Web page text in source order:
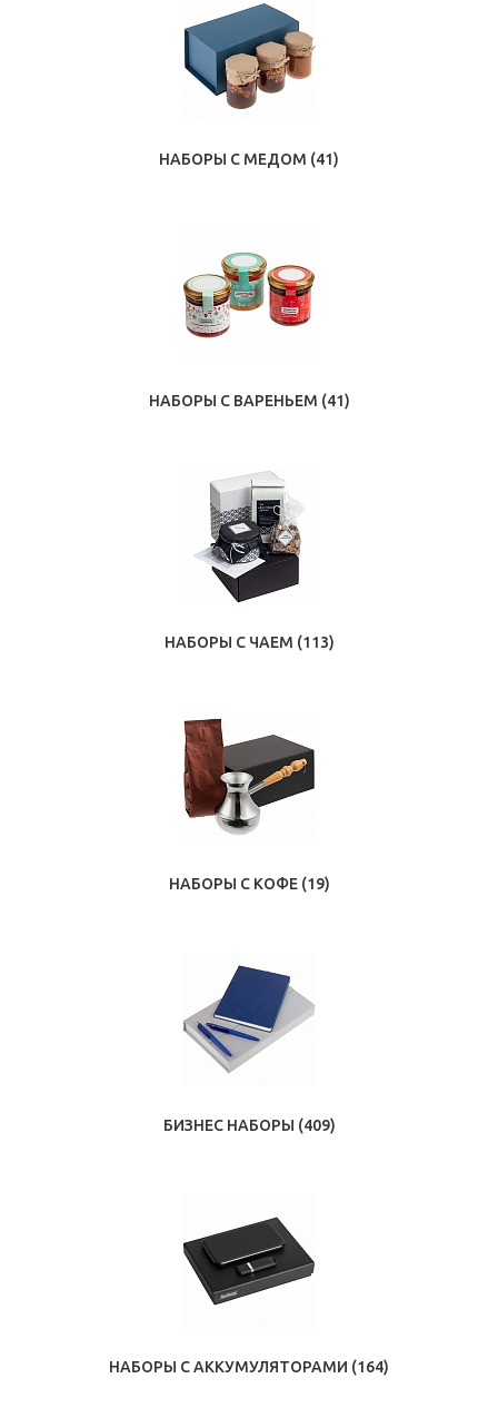
НАБОРЫ С МЕДОМ (41)
НАБОРЫ С ВАРЕНЬЕМ (41)
НАБОРЫ С ЧАЕМ (113)
НАБОРЫ С КОФЕ (19)
БИЗНЕС НАБОРЫ (409)
НАБОРЫ С АККУМУЛЯТОРАМИ (164)